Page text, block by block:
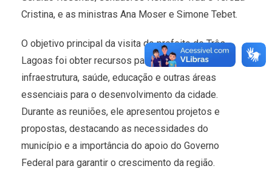
Cristina, e as ministras Ana Moser e Simone Tebet.
O objetivo principal da visita do prefeito de Três
Lagoas foi obter recursos para investimentos em
infraestrutura, saúde, educação e outras áreas
essenciais para o desenvolvimento da cidade.
Durante as reuniões, ele apresentou projetos e
propostas, destacando as necessidades do
município e a importância do apoio do Governo
Federal para garantir o crescimento da região.